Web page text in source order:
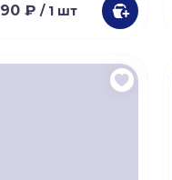
₽/ 1 шт